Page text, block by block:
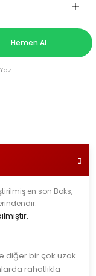
Hemen Al
en son Boks,
diğer bir çok uzak
rahatlıkla